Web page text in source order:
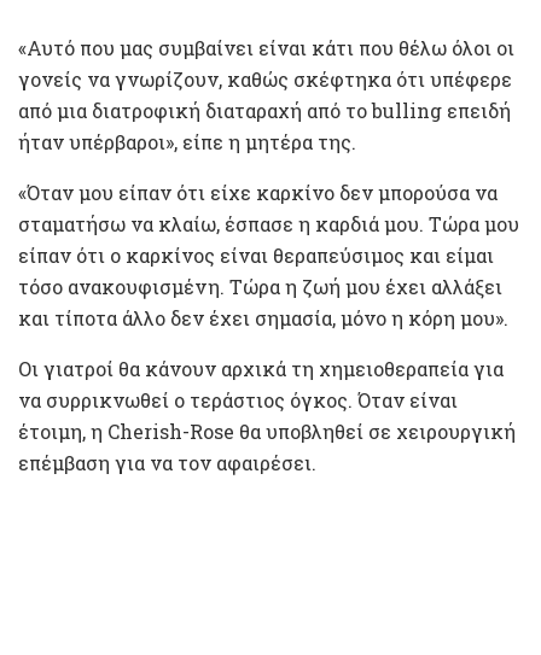
«Αυτό που μας συμβαίνει είναι κάτι που θέλω όλοι οι
γονείς να γνωρίζουν, καθώς σκέφτηκα ότι υπέφερε
από μια διατροφική διαταραχή από το bulling επειδή
ήταν υπέρβαροι», είπε η μητέρα της.
«Όταν μου είπαν ότι είχε καρκίνο δεν μπορούσα να
σταματήσω να κλαίω, έσπασε η καρδιά μου. Τώρα μου
είπαν ότι ο καρκίνος είναι θεραπεύσιμος και είμαι
τόσο ανακουφισμένη. Τώρα η ζωή μου έχει αλλάξει
και τίποτα άλλο δεν έχει σημασία, μόνο η κόρη μου».
Οι γιατροί θα κάνουν αρχικά τη χημειοθεραπεία για
να συρρικνωθεί ο τεράστιος όγκος. Όταν είναι
έτοιμη, η Cherish-Rose θα υποβληθεί σε χειρουργική
επέμβαση για να τον αφαιρέσει.